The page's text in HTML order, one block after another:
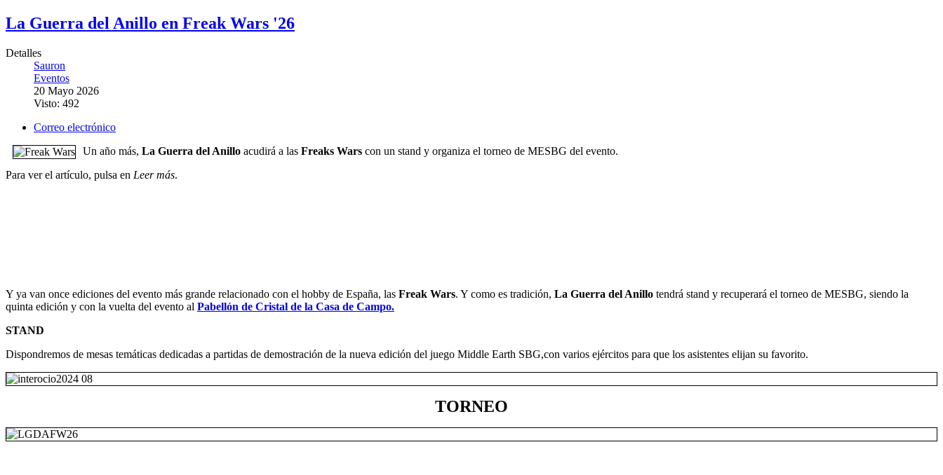
La Guerra del Anillo en Freak Wars '26
Detalles
Sauron
Eventos
20 Mayo 2026
Visto: 492
Correo electrónico
Un año más, La Guerra del Anillo acudirá a las Freaks Wars con un stand y organiza el torneo de MESBG del evento.
Para ver el artículo, pulsa en Leer más.
Y ya van once ediciones del evento más grande relacionado con el hobby de España, las Freak Wars. Y como es tradición, La Guerra del Anillo tendrá stand y recuperará el torneo de MESBG, siendo la
quinta edición y con la vuelta del evento al Pabellón de Cristal de la Casa de Campo.
STAND
Dispondremos de mesas temáticas dedicadas a partidas de demostración de la nueva edición del juego Middle Earth SBG,con varios ejércitos para que los asistentes elijan su favorito.
TORNEO